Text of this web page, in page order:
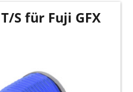
S für Fuji GFX